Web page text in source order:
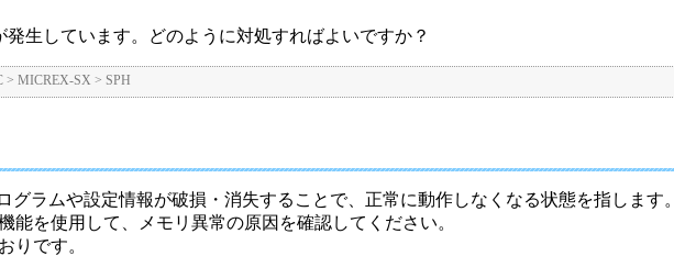
生しています。どのように対処すればよいですか？
> MICREX-SX > SPH
グラムや設定情報が破損・消失することで、正常に動作しなくなる状態を指します。
能を使用して、メモリ異常の原因を確認してください。
りです。